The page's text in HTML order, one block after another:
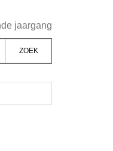
jaargang